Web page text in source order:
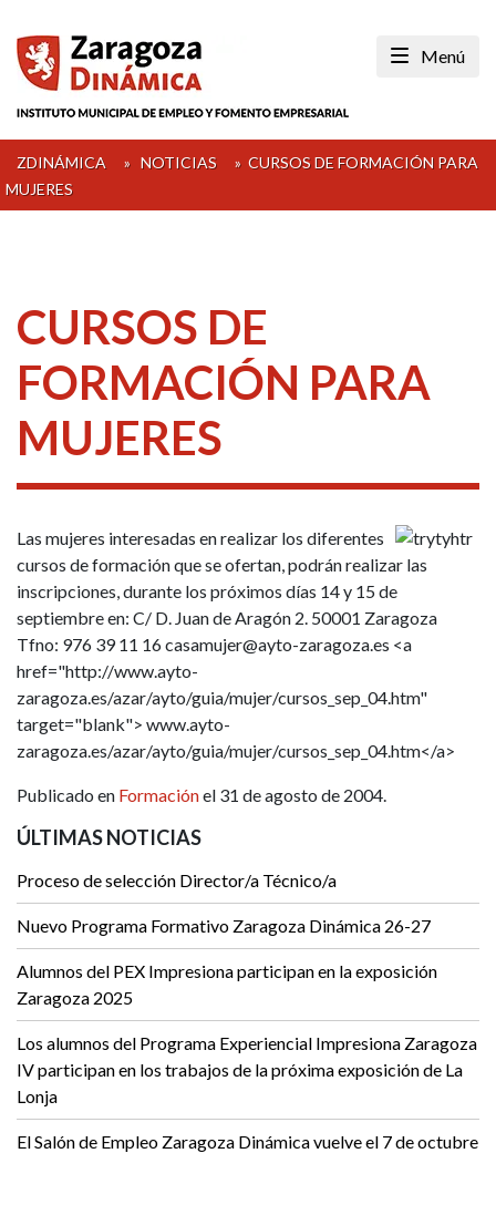
content
Menú
ZDINÁMICA » NOTICIAS » CURSOS DE FORMACIÓN PARA
MUJERES
CURSOS DE
FORMACIÓN PARA
MUJERES
Las mujeres interesadas en realizar los diferentes
cursos de formación que se ofertan, podrán realizar las
inscripciones, durante los próximos días 14 y 15 de
septiembre en: C/ D. Juan de Aragón 2. 50001 Zaragoza
Tfno: 976 39 11 16 casamujer@ayto-zaragoza.es <a
href="http://www.ayto-
zaragoza.es/azar/ayto/guia/mujer/cursos_sep_04.htm"
target="blank"> www.ayto-
zaragoza.es/azar/ayto/guia/mujer/cursos_sep_04.htm</a>
Publicado en Formaciónel 31 de agosto de 2004.
ÚLTIMAS NOTICIAS
Proceso de selección Director/a Técnico/a
Nuevo Programa Formativo Zaragoza Dinámica 26-27
Alumnos del PEX Impresiona participan en la exposición
Zaragoza 2025
Los alumnos del Programa Experiencial Impresiona Zaragoza
IV participan en los trabajos de la próxima exposición de La
Lonja
El Salón de Empleo Zaragoza Dinámica vuelve el 7 de octubre